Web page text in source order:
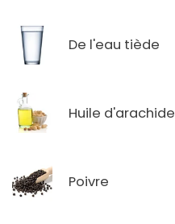
De l'eau tiède
Huile d'arachide
Poivre